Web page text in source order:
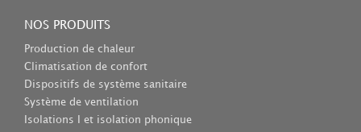
NOS PRODUITS
Production de chaleur
Climatisation de confort
Dispositifs de système sanitaire
Système de ventilation
Isolations I et isolation phonique